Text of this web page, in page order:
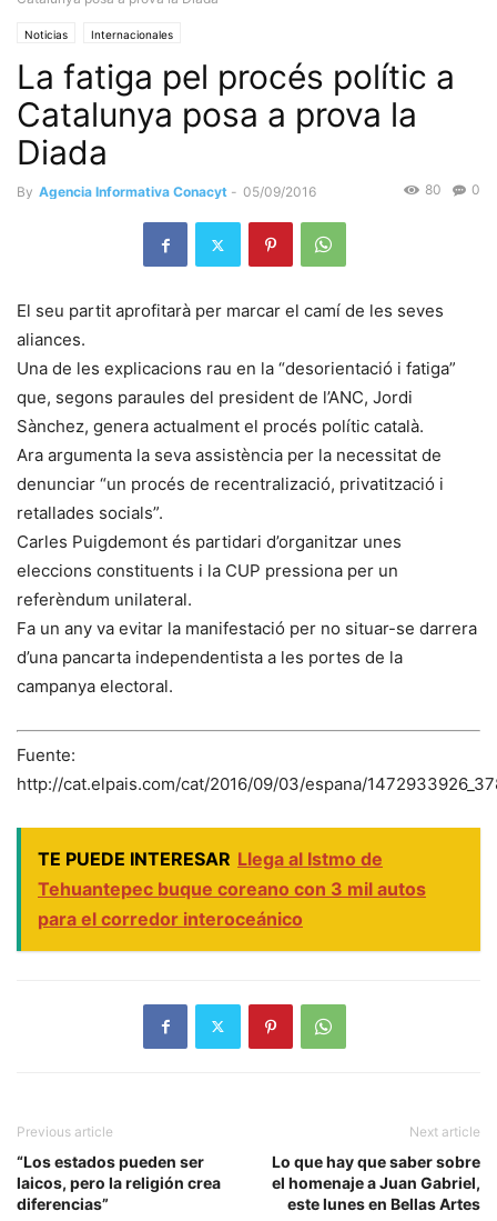
Noticias Internacionales
La fatiga pel procés polític a
Catalunya posa a prova la
Diada
By Agencia Informativa Conacyt - 05/09/2016 0
80
El seu partit aprofitarà per marcar el camí de les seves
aliances.
Una de les explicacions rau en la “desorientació i fatiga”
que, segons paraules del president de l’ANC, Jordi
Sànchez, genera actualment el procés polític català.
Ara argumenta la seva assistència per la necessitat de
denunciar “un procés de recentralizació, privatització i
retallades socials”.
Carles Puigdemont és partidari d’organitzar unes
eleccions constituents i la CUP pressiona per un
referèndum unilateral.
Fa un any va evitar la manifestació per no situar-se darrera
d’una pancarta independentista a les portes de la
campanya electoral.
Fuente:
http://cat.elpais.com/cat/2016/09/03/espana/
TE PUEDE INTERESAR Llega al Istmo de
Tehuantepec buque coreano con 3 mil autos
para el corredor interoceánico
Previous article
“Los estados pueden ser
laicos, pero la religión crea
diferencias”
Next article
Lo que hay que saber sobre
el homenaje a Juan Gabriel,
este lunes en Bellas Artes